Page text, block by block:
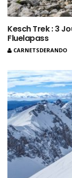
Kesch Trek : 3
Fluelapass
CARNETSDERANDO